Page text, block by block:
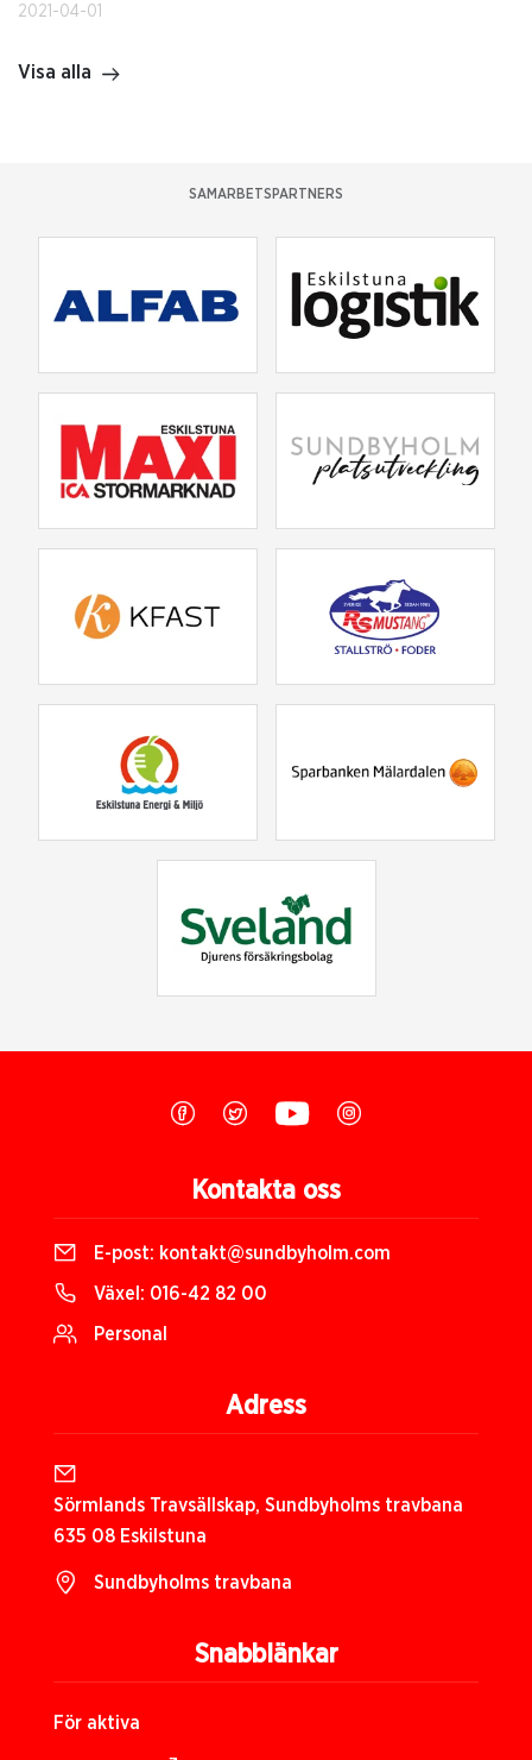
2021-04-01
Visa alla
SAMARBETSPARTNERS
Snabblänkar
För aktiva
Kontakta oss
E-post: kontakt@sundbyholm.com
Växel: 016-42 82 00
Personal
Adress
Sörmlands Travsällskap, Sundbyholms travbana
635 08 Eskilstuna
Sundbyholms travbana